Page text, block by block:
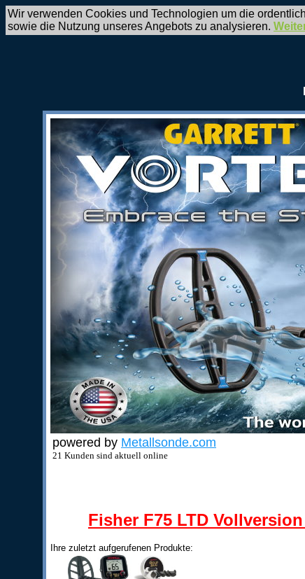
Wir verwenden Cookies und Technologien um die
sowie die Nutzung unseres Angebots zu analysieren.
powered by Metallsonde.com
21 Kunden sind aktuell online
Fisher F75 LTD
Ihre zuletzt aufgerufenen Produkte: